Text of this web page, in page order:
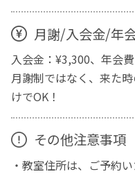
月謝/入会金/年
入会金：¥3,300、年会
月謝制ではなく、来た
けでOK！
その他注意事項
・教室住所は、ご予約